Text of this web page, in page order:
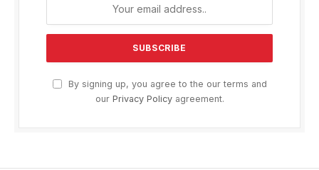
By signing up, you agree to the our terms and
our Privacy Policyagreement.